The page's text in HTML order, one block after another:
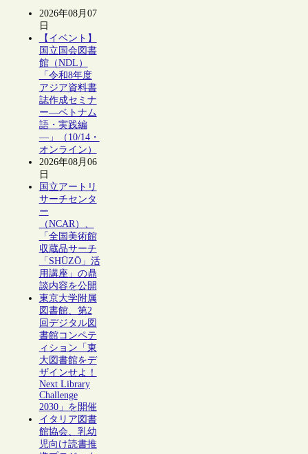
2026年08月07
日
【イベント】
国立国会図書
館（NDL）
「令和8年度
アジア資料書
誌作成セミナ
ー―ベトナム
語・実践編
―」（10/14・
オンライン）
2026年08月06
日
国立アートリ
サーチセンタ
ー
（NCAR）、
「全国美術館
収蔵品サーチ
「SHŪZŌ」活
用講座」の鼎
談内容を公開
東京大学附属
図書館、第2
回デジタル図
書館コンペテ
ィション「東
大図書館をデ
ザインせよ！
Next Library
Challenge
2030」を開催
イタリア図書
館協会、乳幼
児向け読書推